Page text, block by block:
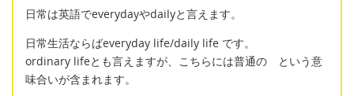
日常は英語でeverydayやdailyと言えます。
日常生活ならばeveryday life/daily life です。
ordinary lifeとも言えますが、こちらには普通の という意
味合いが含まれます。